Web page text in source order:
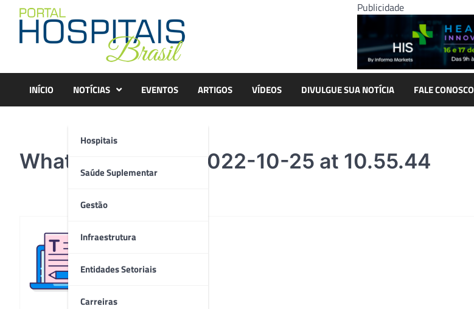
content
Publicidade
INÍCIO NOTÍCIAS
Hospitais
Saúde Suplementar
Gestão
Infraestrutura
Entidades Setoriais
Carreiras
EVENTOS ARTIGOS VÍDEOS DIVULGUE SUA NOTÍCIA FALE CONOSCO
WhatsApp Image 2022-10-25 at 10.55.44